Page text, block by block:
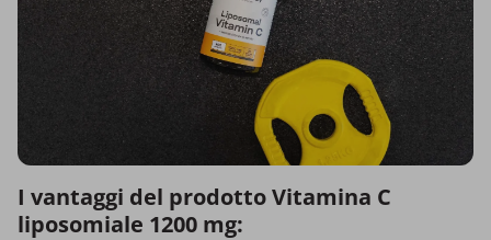
I vantaggi del prodotto Vitamina C
liposomiale 1200 mg: